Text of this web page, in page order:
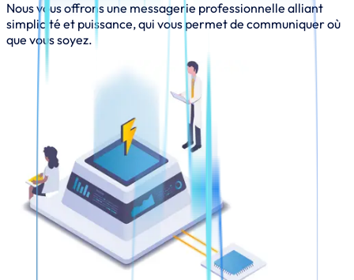
Nous vous offrons une messagerie professionnelle alliant
simplicité et puissance, qui vous permet de communiquer où
que vous soyez.